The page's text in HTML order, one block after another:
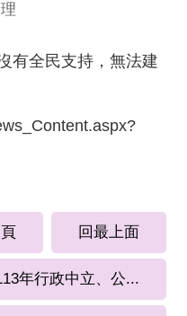
有全民支持，無法建
回最上面
年行政中立、公...